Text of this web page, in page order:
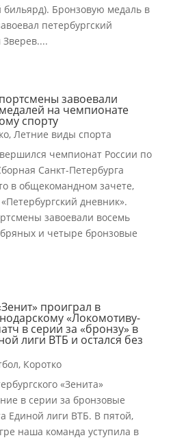
бильярд). Бронзовую медаль в
петербургский
завоевали
на чемпионате
спорту
, Летние виды спорта
чемпионат России по
Санкт-Петербурга
в общекомандном зачете,
дневник».
завоевали восемь
и четыре бронзовые
проиграл в
«Локомотиву-
в серии за «бронзу» в
лиги ВТБ и остался без
, Коротко
«Зенита»
в серии за бронзовые
Единой лиги ВТБ. В пятой,
наша команда уступила в